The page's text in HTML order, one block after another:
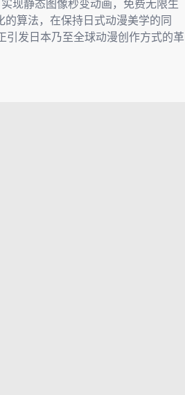
现静态图像秒变动画，免费无限生
算法，在保持日式动漫美学的同
引发日本乃至全球动漫创作方式的革